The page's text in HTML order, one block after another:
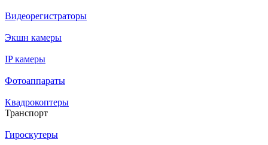
Видеорегистраторы
Экшн камеры
IP камеры
Фотоаппараты
Квадрокоптеры
Транспорт
Гироскутеры